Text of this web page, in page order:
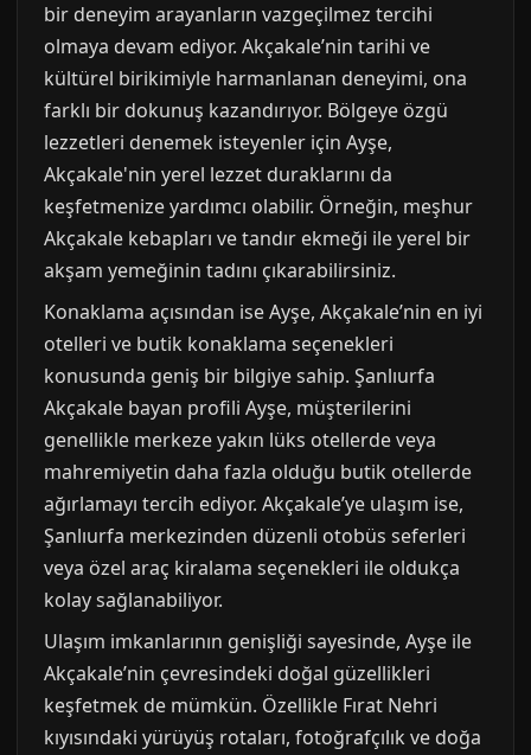
bir deneyim arayanların vazgeçilmez tercihi
olmaya devam ediyor. Akçakale’nin tarihi ve
kültürel birikimiyle harmanlanan deneyimi, ona
farklı bir dokunuş kazandırıyor. Bölgeye özgü
lezzetleri denemek isteyenler için Ayşe,
Akçakale'nin yerel lezzet duraklarını da
keşfetmenize yardımcı olabilir. Örneğin, meşhur
Akçakale kebapları ve tandır ekmeği ile yerel bir
akşam yemeğinin tadını çıkarabilirsiniz.
Konaklama açısından ise Ayşe, Akçakale’nin en iyi
otelleri ve butik konaklama seçenekleri
konusunda geniş bir bilgiye sahip. Şanlıurfa
Akçakale bayan profili Ayşe, müşterilerini
genellikle merkeze yakın lüks otellerde veya
mahremiyetin daha fazla olduğu butik otellerde
ağırlamayı tercih ediyor. Akçakale’ye ulaşım ise,
Şanlıurfa merkezinden düzenli otobüs seferleri
veya özel araç kiralama seçenekleri ile oldukça
kolay sağlanabiliyor.
Ulaşım imkanlarının genişliği sayesinde, Ayşe ile
Akçakale’nin çevresindeki doğal güzellikleri
keşfetmek de mümkün. Özellikle Fırat Nehri
kıyısındaki yürüyüş rotaları, fotoğrafçılık ve doğa